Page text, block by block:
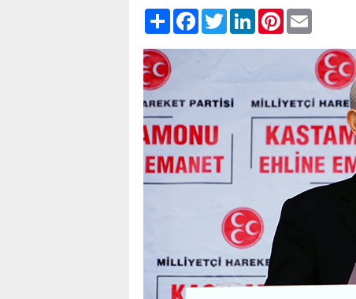
PaylaşFacebook
TwitterLinkedInPinterest